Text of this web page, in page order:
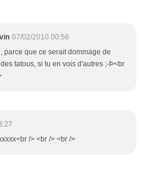
07/02/2010 00:56
parce que ce serait dommage de
tatous, si tu en vois d'autres ;-Þ<br
/> <br /> <br />